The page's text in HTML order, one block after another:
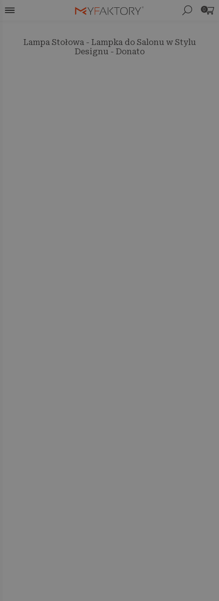
0
Lampa Stołowa - Lampka do Salonu w Stylu
Designu - Donato